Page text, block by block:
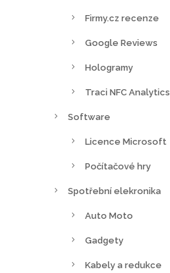
Firmy.cz recenze
Google Reviews
Hologramy
Traci NFC Analytics
Software
Licence Microsoft
Počítačové hry
Spotřební elekronika
Auto Moto
Gadgety
Kabely a redukce